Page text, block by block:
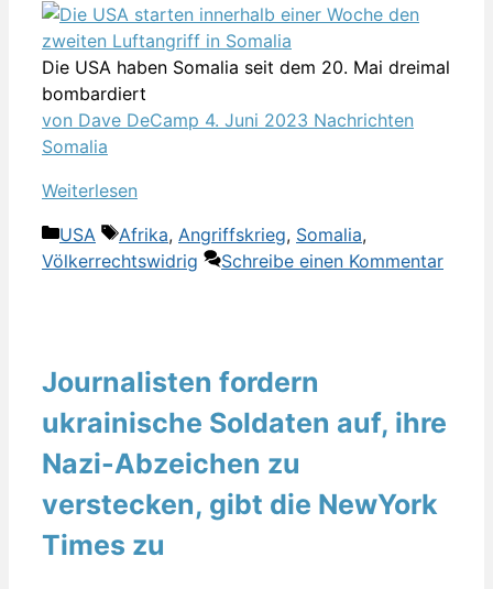
Die USA haben Somalia seit dem 20. Mai dreimal
bombardiert
von Dave DeCamp Gepostet
4. Juni 2023 Kategorien
Nachrichten
Somalia
Weiterlesen
Kategorien
USA Schlagwörter
Afrika, Angriffskrieg, Somalia,
Völkerrechtswidrig
Schreibe einen Kommentar
Journalisten fordern
ukrainische Soldaten auf, ihre
Nazi-Abzeichen zu
verstecken, gibt die NewYork
Times zu